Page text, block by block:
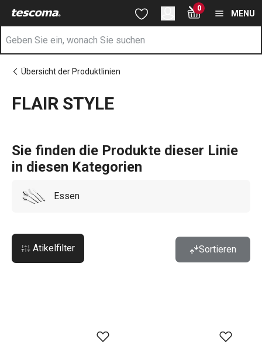
Sie befinden sich auf der FLAIR STYLE Seite
Zum Hauptinhalt springen
Zur Suche springen
Zur Navigation springen 0
MENU
Übersicht der Produktlinien
FLAIR STYLE
Sie finden die Produkte dieser Linie
in diesen Kategorien
Essen
Atikelfilter Sortieren